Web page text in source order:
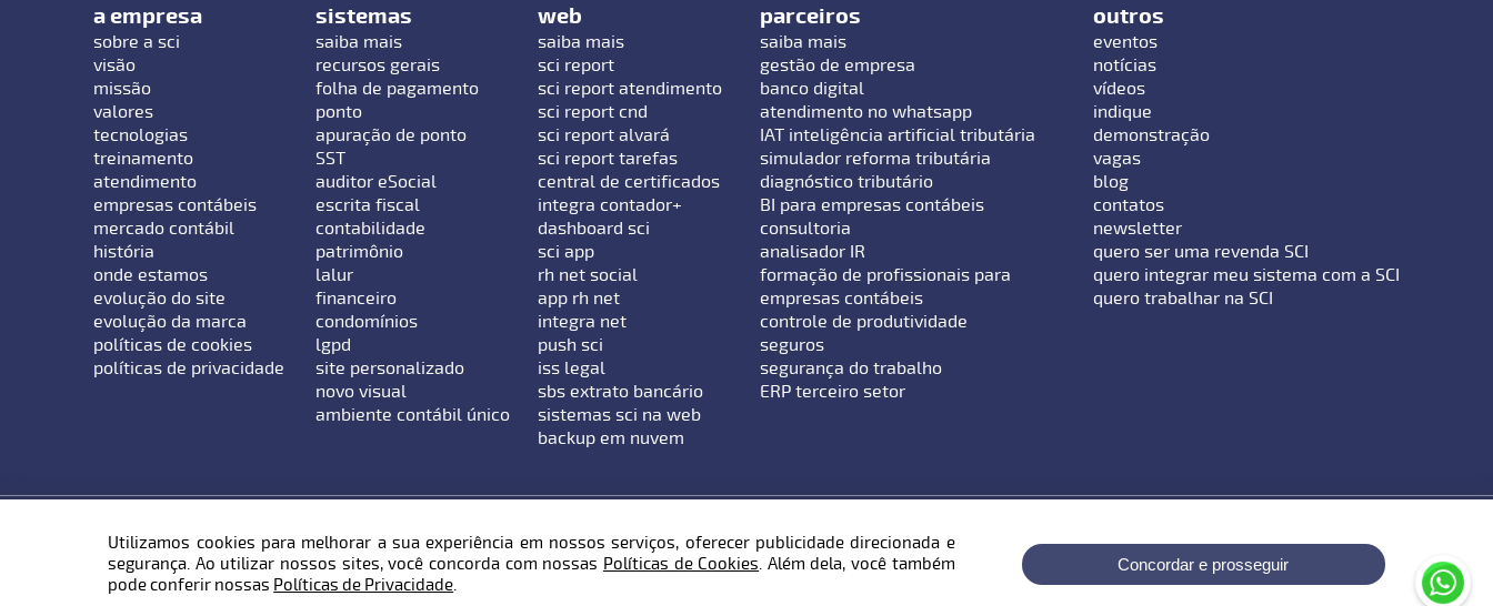
a empresa
sobre a sci
visão
missão
valores
tecnologias
treinamento
atendimento
empresas contábeis
mercado contábil
história
onde estamos
evolução do site
evolução da marca
políticas de cookies
políticas de privacidade
sistemas
saiba mais
recursos gerais
folha de pagamento
ponto
apuração de ponto
SST
auditor eSocial
escrita fiscal
contabilidade
patrimônio
lalur
financeiro
condomínios
lgpd
site personalizado
novo visual
ambiente contábil único
web
saiba mais
sci report
sci report atendimento
sci report cnd
sci report alvará
sci report tarefas
central de certificados
integra contador+
dashboard sci
sci app
rh net social
app rh net
integra net
push sci
iss legal
sbs extrato bancário
sistemas sci na web
backup em nuvem
parceiros
saiba mais
gestão de empresa
banco digital
atendimento no whatsapp
IAT inteligência artificial tributária
simulador reforma tributária
diagnóstico tributário
BI para empresas contábeis
consultoria
analisador IR
formação de profissionais para
empresas contábeis
controle de produtividade
seguros
segurança do trabalho
ERP terceiro setor
outros
eventos
notícias
vídeos
indique
demonstração
vagas
blog
contatos
newsletter
quero ser uma revenda SCI
quero integrar meu sistema com a SCI
quero trabalhar na SCI
Endereço: Rua Hermann Hering, 799 - Bairro Bom Retiro - Blumenau / SC - 89010-600
Telefone:47 3231 0707| E-mail:contato@sci10.com.br
Utilizamos cookies para melhorar a sua experiência em nossos serviços, oferecer publicidade direcionada e
segurança. Ao utilizar nossos sites, você concorda com nossas Políticas de Cookies. Além dela, você também
pode conferir nossas Políticas de Privacidade.
Concordar e prosseguir